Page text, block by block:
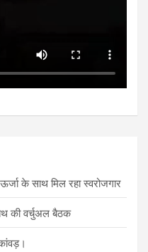
के साथ मिल रहा स्वरोजगार
की वर्चुअल बैठक